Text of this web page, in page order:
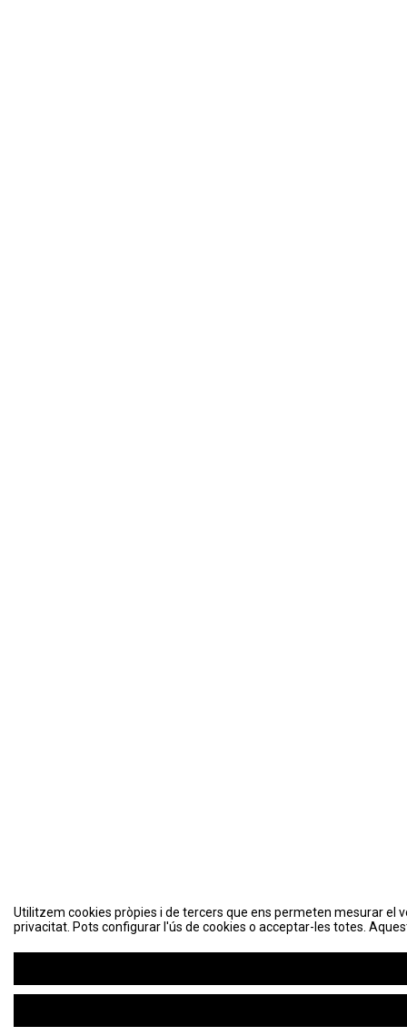
Utilitzem cookies pròpies i de tercers que ens permeten mesurar el
privacitat. Pots configurar l'ús de cookies o acceptar-les totes.
Utilitzem cookies pròpies i de tercers que ens permeten mesurar el
privacitat. Pots configurar l'ús de cookies o acceptar-les totes.